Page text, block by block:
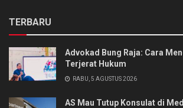
TERBARU
Advokad Bung Raja: Cara
Terjerat Hukum
RABU, 5 AGUSTUS 2026
AS Mau Tutup Konsulat di